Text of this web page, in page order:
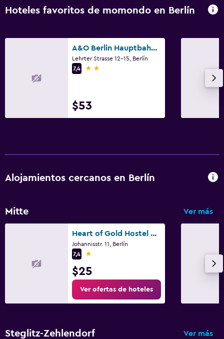
Hoteles favoritos de momondo en Berlín
A&O Berlin Hauptbahnhof
Lehrter Strasse 12-15, Berlín
7,4
2 estrellas
$53
Alojamientos cercanos en Berlín
Mitte Ver más
Heart of Gold Hostel & Capsules Berlin
Johannisstr. 11, Berlín
7,4
1 estrella
$25
Ver ofertas de hoteles
Steglitz-Zehlendorf Ver más